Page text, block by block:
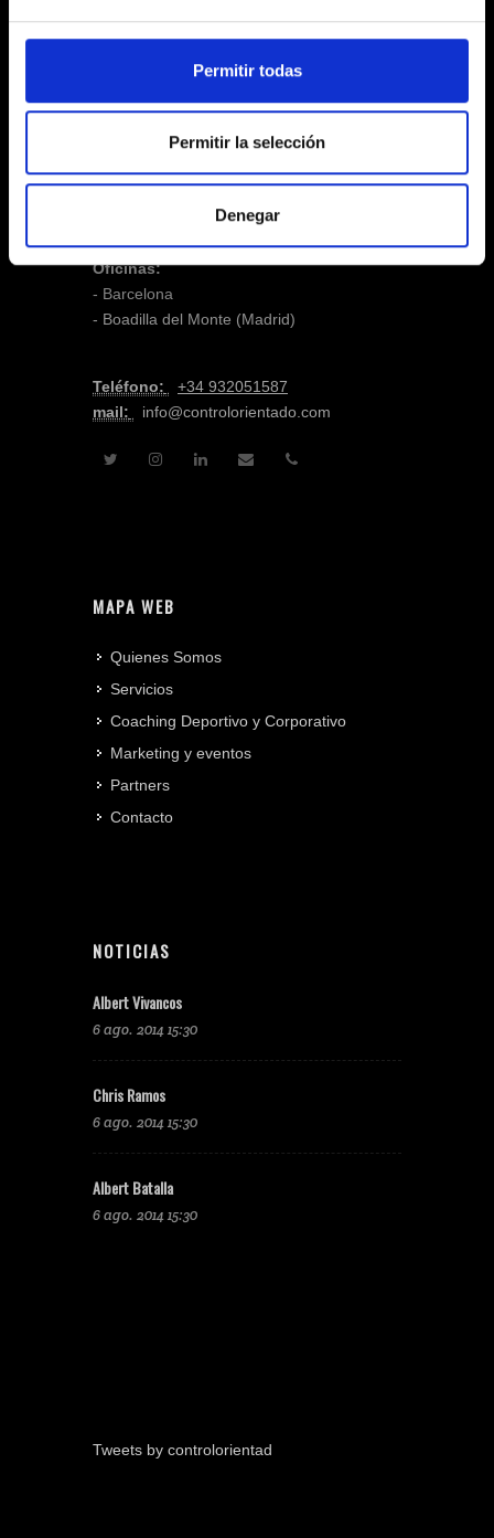
Permitir todas
Permitir la selección
Denegar
CONTROL ORIENTADO
Oficinas:
- Barcelona
- Boadilla del Monte (Madrid)
Teléfono: +34 932051587
mail:
info@controlorientado.com
MAPA WEB
Quienes Somos
Servicios
Coaching Deportivo y Corporativo
Marketing y eventos
Partners
Contacto
NOTICIAS
Albert Vivancos
6 ago. 2014 15:30
Chris Ramos
6 ago. 2014 15:30
Albert Batalla
6 ago. 2014 15:30
Tweets by controlorientad